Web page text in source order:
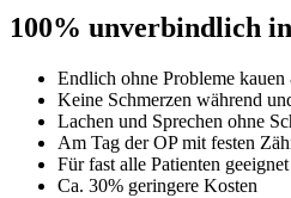
100% unverbindlich
Endlich ohne Probleme kauen
Keine Schmerzen während
Lachen und Sprechen ohne
Am Tag der OP mit festen
Für fast alle Patienten
Ca. 30% geringere Kosten